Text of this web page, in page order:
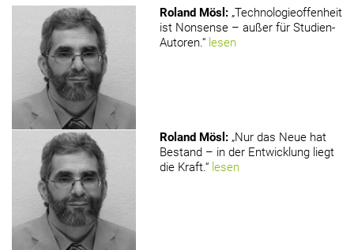
Roland Mösl : „Technologieoffenheit
ist Nonsense – außer für Studien-
Autoren.“ lesen
Roland Mösl : „Nur das Neue hat
Bestand – in der Entwicklung liegt
die Kraft.“ lesen